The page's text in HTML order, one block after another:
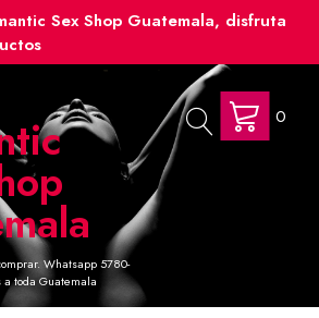
Sex Shop Guatemala, disfruta
Whatsapp 5780-
a toda Guatemala
0